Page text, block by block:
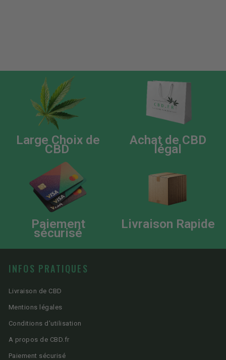
Large Choix de
CBD
Achat de CBD
légal
Paiement
sécurisé
Livraison Rapide
INFOS PRATIQUES
Livraison de CBD
Mentions légales
Conditions d'utilisation
A propos de CBD.fr
Paiement sécurisé